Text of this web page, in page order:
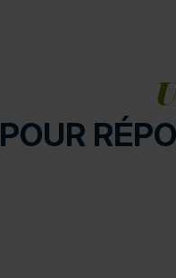
POUR